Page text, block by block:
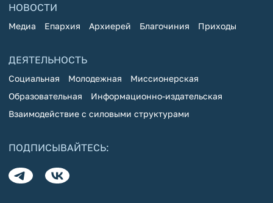
НОВОСТИ
Медиа Епархия Архиерей Благочиния Приходы
ДЕЯТЕЛЬНОСТЬ
Социальная Молодежная
Миссионерская
Образовательная
Информационно-издательская
Взаимодействие с силовыми структурами
ПОДПИСЫВАЙТЕСЬ: